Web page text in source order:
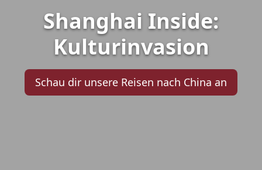
Shanghai Inside:
Kulturinvasion
Schau dir unsere Reisen nach China an